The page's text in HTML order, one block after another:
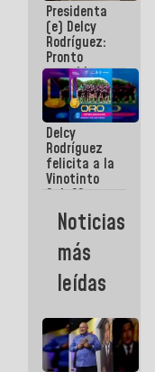
historia en
los
Centroamericanos
Presidenta
(e) Delcy
Rodríguez:
Pronto
restableceremos
las
operaciones
en el
Aeropuerto
Internacional
de
Maiquetía
Delcy
Rodríguez
felicita a la
Vinotinto
Sub 20
campeona
frente
México Sub
23 en los
Centroamericanos
Noticias
más
leídas